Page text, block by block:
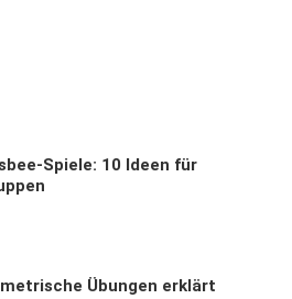
Spiele: 10 Ideen für
Übungen erklärt